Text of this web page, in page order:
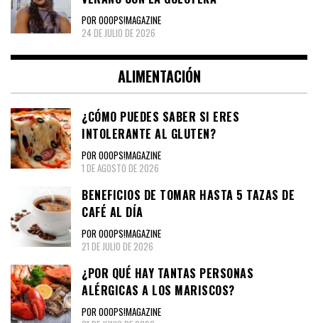
POR OOOPS!MAGAZINE
24 DE JULIO DE 2026
ALIMENTACIÓN
¿CÓMO PUEDES SABER SI ERES
INTOLERANTE AL GLUTEN?
POR OOOPS!MAGAZINE
1 DE AGOSTO DE 2026
BENEFICIOS DE TOMAR HASTA 5 TAZAS DE
CAFÉ AL DÍA
POR OOOPS!MAGAZINE
21 DE JULIO DE 2026
¿POR QUÉ HAY TANTAS PERSONAS
ALÉRGICAS A LOS MARISCOS?
POR OOOPS!MAGAZINE